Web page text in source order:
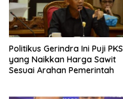
Politikus Gerindra Ini Puji PKS
yang Naikkan Harga Sawit
Sesuai Arahan Pemerintah